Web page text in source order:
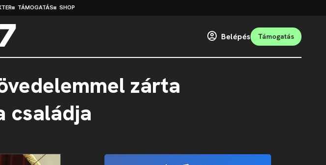
TÁMOGATÁS SHOP
Belépés Támogatás
zárta
családja